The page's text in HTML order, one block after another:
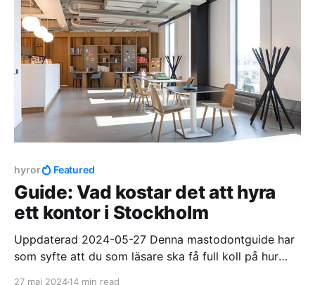
hyror Featured
Guide: Vad kostar det att hyra
ett kontor i Stockholm
Uppdaterad 2024-05-27 Denna mastodontguide har
som syfte att du som läsare ska få full koll på hur
27 maj 202414 min read